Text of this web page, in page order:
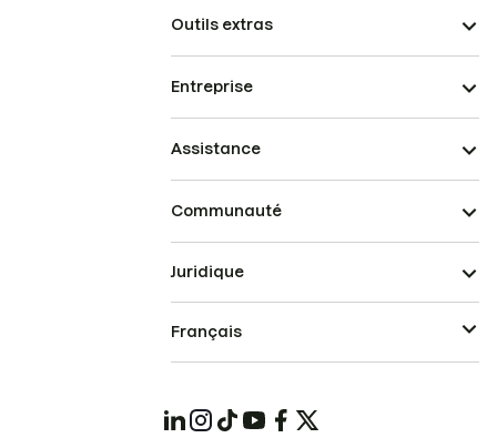
Outils extras
Entreprise
Assistance
Communauté
Juridique
Français